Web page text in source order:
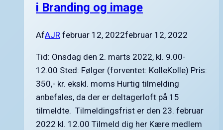
i Branding og image
AfAJR februar 12, 2022februar 12, 2022
Tid: Onsdag den 2. marts 2022, kl. 9.00-
12.00 Sted: Følger (forventet: KolleKolle) Pris:
350,- kr. ekskl. moms Hurtig tilmelding
anbefales, da der er deltagerloft på 15
tilmeldte. Tilmeldingsfrist er den 23. februar
2022 kl. 12.00 Tilmeld dig her Kære medlem